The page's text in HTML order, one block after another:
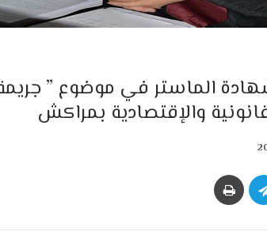
الماستر في موضوع ”
والإقتصادية بمراكش